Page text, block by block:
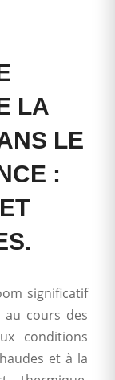
LA
LE
:
significatif
au cours des
conditions
et à la